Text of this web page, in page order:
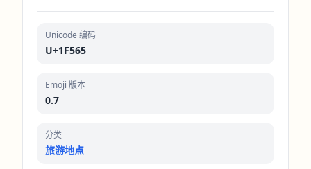
Unicode 编码
U+1F565
Emoji 版本
0.7
分类
旅游地点